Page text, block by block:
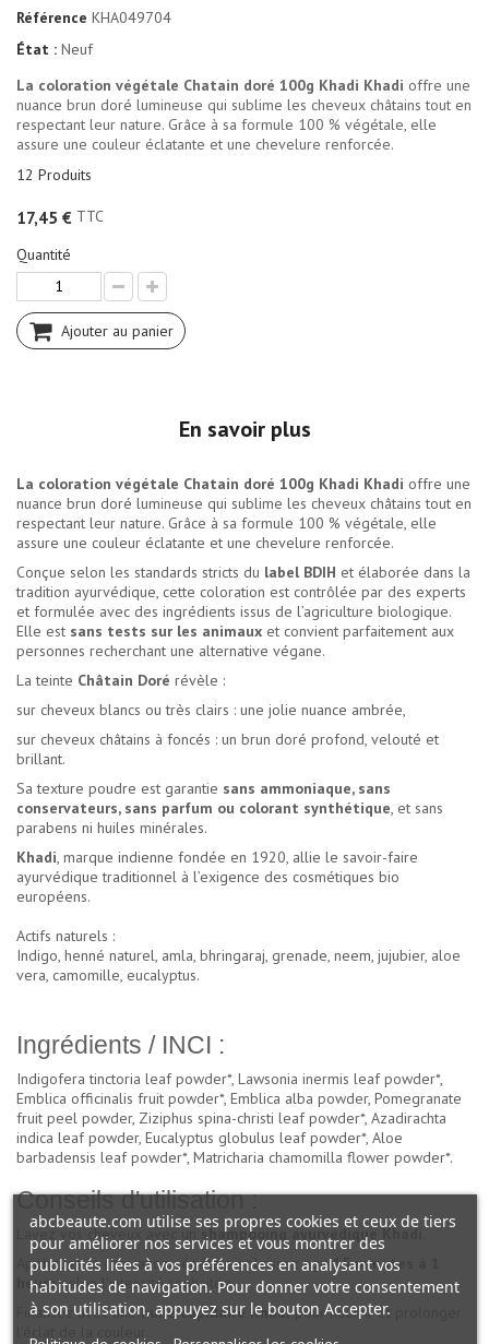
Référence KHA049704
État : Neuf
La coloration végétale Chatain doré 100g Khadi Khadi offre une
nuance brun doré lumineuse qui sublime les cheveux châtains tout en
respectant leur nature. Grâce à sa formule 100 % végétale, elle
assure une couleur éclatante et une chevelure renforcée.
12 Produits
17,45 € TTC
Quantité
Ajouter au panier
En savoir plus
La coloration végétale Chatain doré 100g Khadi Khadi offre une
nuance brun doré lumineuse qui sublime les cheveux châtains tout en
respectant leur nature. Grâce à sa formule 100 % végétale, elle
assure une couleur éclatante et une chevelure renforcée.
Conçue selon les standards stricts du label BDIH et élaborée dans la
tradition ayurvédique, cette coloration est contrôlée par des experts
et formulée avec des ingrédients issus de l’agriculture biologique.
Elle est sans tests sur les animaux et convient parfaitement aux
personnes recherchant une alternative végane.
La teinte Châtain Doré révèle :
sur cheveux blancs ou très clairs : une jolie nuance ambrée,
sur cheveux châtains à foncés : un brun doré profond, velouté et
brillant.
Sa texture poudre est garantie sans ammoniaque, sans
conservateurs, sans parfum ou colorant synthétique, et sans
parabens ni huiles minérales.
Khadi, marque indienne fondée en 1920, allie le savoir-faire
ayurvédique traditionnel à l’exigence des cosmétiques bio
européens.
Actifs naturels :
Indigo, henné naturel, amla, bhringaraj, grenade, neem, jujubier, aloe
vera, camomille, eucalyptus.
Ingrédients / INCI :
Indigofera tinctoria leaf powder*, Lawsonia inermis leaf powder*,
Emblica officinalis fruit powder*, Emblica alba powder, Pomegranate
fruit peel powder, Ziziphus spina-christi leaf powder*, Azadirachta
indica leaf powder, Eucalyptus globulus leaf powder*, Aloe
barbadensis leaf powder*, Matricharia chamomilla flower powder*.
Conseils d'utilisation :
Lavez vos cheveux avec unshampooing ayurvédique Khadi
Appliquez la coloration végétale et laissez agir15 minutes à 1
heureselon l'intensité souhaitée.
Finalisez avec unehuile capillaire Khadipour nourrir et prolonger
abcbeaute.com utilise ses propres cookies et ceux de tiers
pour améliorer nos services et vous montrer des
publicités liées à vos préférences en analysant vos
habitudes de navigation. Pour donner votre consentement
à son utilisation, appuyez sur le bouton Accepter.